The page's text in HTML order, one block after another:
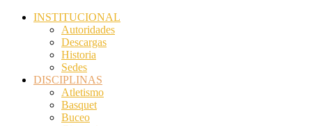
INSTITUCIONAL
Autoridades
Descargas
Historia
Sedes
DISCIPLINAS
Atletismo
Basquet
Buceo